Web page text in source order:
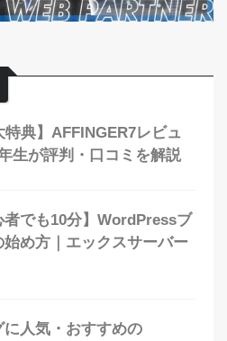
特典】AFFINGER7レビュ
生が評判・口コミを解説
者でも10分】WordPressブ
始め方｜エックスサーバー
に人気・おすすめの